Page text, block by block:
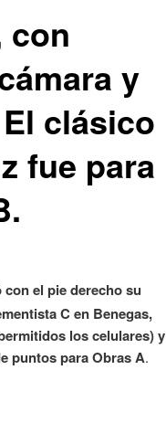
con
y
clásico
fue para
el pie derecho su
C en Benegas,
los celulares) y
puntos para Obras A.